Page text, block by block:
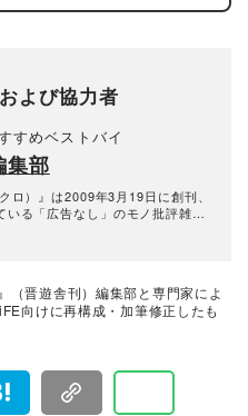
よび協力者
すめベストバイ
集部
ロ）』は2009年3月19日に創刊、
る「広告なし」のモノ批評雑誌
選して紹介。編集長・山田和樹を
集体制で日々の検証・記事制作を
（晋遊舎刊）編集部と専門家によ
向けに再構成・加筆修正したも